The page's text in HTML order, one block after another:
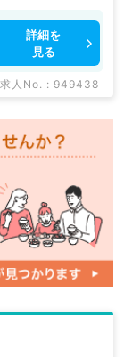
詳細を
見る
求人No. : 949438